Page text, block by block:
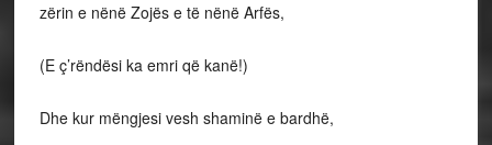
zërin e nënë Zojës e të nënë Arfës,
(E ç’rëndësi ka emri që kanë!)
Dhe kur mëngjesi vesh shaminë e bardhë,